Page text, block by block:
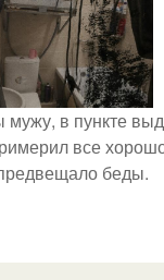
мужу, в пункте
все
беды.